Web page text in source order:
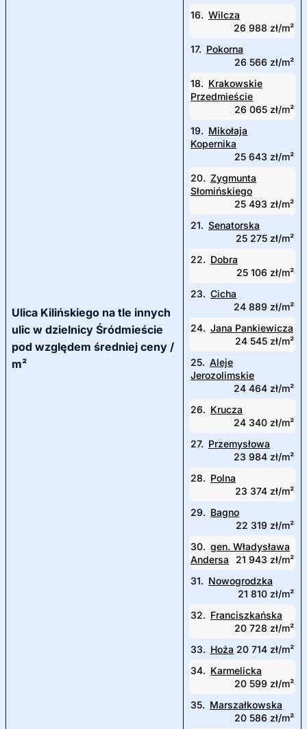
Ulica Kilińskiego na tle innych
ulic w dzielnicy Śródmieście
pod względem średniej ceny /
m²
16. Wilcza
26 988 zł/m²
17. Pokorna
26 566 zł/m²
18. Krakowskie
Przedmieście
26 065 zł/m²
19. Mikołaja
Kopernika
25 643 zł/m²
20. Zygmunta
Słomińskiego
25 493 zł/m²
21. Senatorska
25 275 zł/m²
22. Dobra
25 106 zł/m²
23. Cicha
24 889 zł/m²
24. Jana Pankiewicza
24 545 zł/m²
25. Aleje
Jerozolimskie
24 464 zł/m²
26. Krucza
24 340 zł/m²
27. Przemysłowa
23 984 zł/m²
28. Polna
23 374 zł/m²
29. Bagno
22 319 zł/m²
30. gen. Władysława
Andersa
21 943 zł/m²
31. Nowogrodzka
21 810 zł/m²
32. Franciszkańska
20 728 zł/m²
33. Hoża 20 714 zł/m²
34. Karmelicka
20 599 zł/m²
35. Marszałkowska
20 586 zł/m²